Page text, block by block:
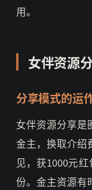
用。
女伴资源
分享模式的运
女伴资源分享是
金主，换取介绍
见，获1000元
份。金主资源有